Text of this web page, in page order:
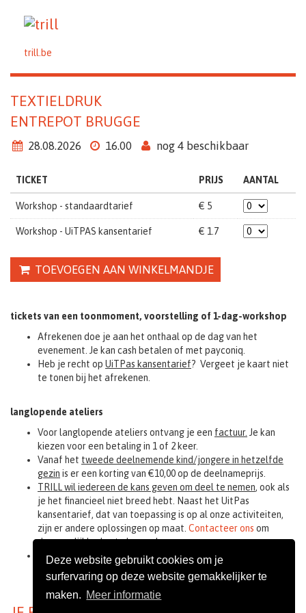
Deze website gebruikt cookies om je
surfervaring op deze website gemakkelijker te
maken. Meer informatie
trill.be
TEXTIELDRUK
ENTREPOT BRUGGE
28.08.2026 16.00 nog 4 beschikbaar
TICKET PRIJS AANTAL
Workshop - standaardtarief € 5
Workshop - UiTPAS kansentarief € 1.7
TOEVOEGEN AAN WINKELMANDJE
tickets van een toonmoment, voorstelling of 1-dag-workshop
Afrekenen doe je aan het onthaal op de dag van het
evenement. Je kan cash betalen of met payconiq.
Heb je recht op UiTPas kansentarief? Vergeet je kaart niet
te tonen bij het afrekenen.
langlopende ateliers
Voor langlopende ateliers ontvang je een factuur. Je kan
kiezen voor een betaling in 1 of 2 keer.
Vanaf het tweede deelnemende kind/jongere in hetzelfde
gezin is er een korting van €10,00 op de deelnameprijs.
TRILL wil iedereen de kans geven om deel te nemen, ook als
je het financieel niet breed hebt. Naast het UitPas
kansentarief, dat van toepassing is op al onze activiteiten,
zijn er andere oplossingen op maat. Contacteer ons om
de mogelijkheden te bespreken.
TRILL heeft een eigenkansenfonds om deelname voor
iedereen mogelijk te maken. Je kan dit steunen samen met je
inschrijving.